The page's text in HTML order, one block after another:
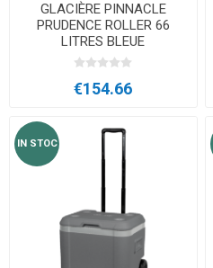
GLACIÈRE PINNACLE
PRUDENCE ROLLER 66
LITRES BLEUE
€154.66
IN STOC